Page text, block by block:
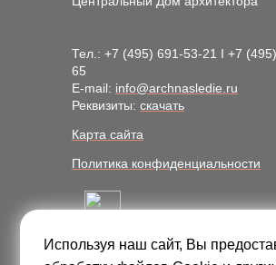
Тел.: +7 (495) 691-53-21 I +7
65
E-mail: info@archnasledie.ru
Реквизиты: скачать
Карта сайта
Политика конфиденциальности
Подписаться на рассылку:
Используя наш сайт, Вы